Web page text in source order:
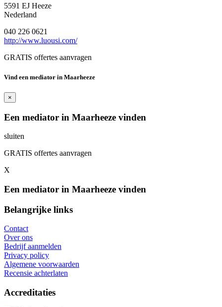
5591 EJ Heeze
Nederland
040 226 0621
http://www.luousi.com/
GRATIS offertes aanvragen
Vind een mediator in Maarheeze
×
Een mediator in Maarheeze vinden
sluiten
GRATIS offertes aanvragen
X
Een mediator in Maarheeze vinden
Belangrijke links
Contact
Over ons
Bedrijf aanmelden
Privacy policy
Algemene voorwaarden
Recensie achterlaten
Accreditaties